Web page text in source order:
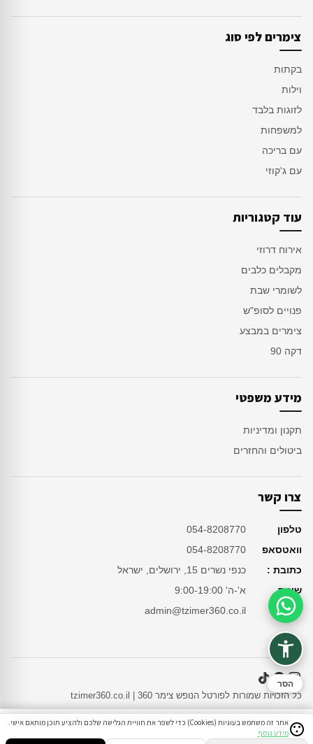
צימרים לפי סוג
בקתות
וילות
לזוגות בלבד
למשפחות
עם בריכה
עם ג'קוזי
עוד קטגוריות
אירוח דרוזי
מקבלים כלבים
לשומרי שבת
פנויים לסופ"ש
צימרים במבצע
דקה 90
מידע משפטי
תקנון ומדיניות
ביטולים והחזרים
צרו קשר
טלפון
054-8208770
וואטסאפ
054-8208770
כתובת :
כנפי נשרים 15, ירושלים, ישראל
שעות
א'-ה' 9:00-19:00
מייל
admin@tzimer360.co.il
כל הזכויות שמורות לפורטל הנופש צימר 360 | tzimer360.co.il
אתר זה משתמש בעוגיות (Cookies) כדי לשפר את חוויית הגלישה שלכם ולהציע תוכן מותאם אישי.
מידע נוסף
סיוע בהזמנה
הסר